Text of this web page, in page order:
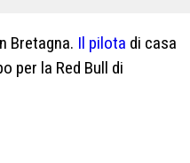
Bretagna. Il pilota di casa
per la Red Bull di